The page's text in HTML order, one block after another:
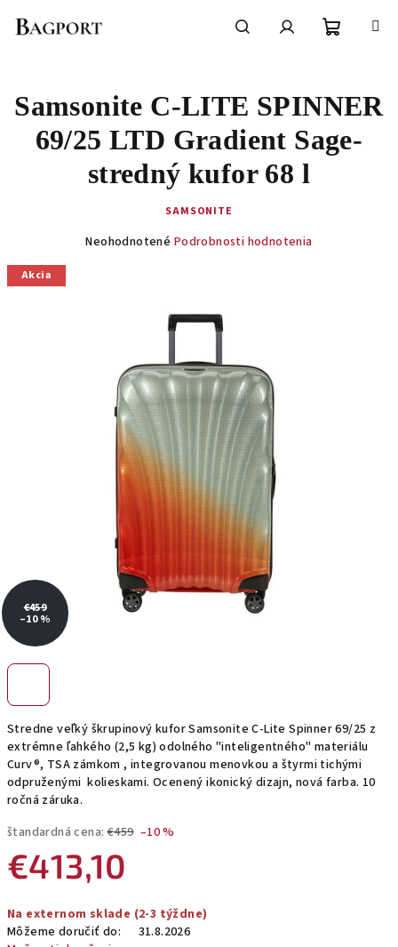
košík
Stredne veľký škrupinový kufor Samsonite C-Lite Spinner 69/25 z
extrémne ľahkého (2,5 kg) odolného "inteligentného" materiálu
Curv®, TSA zámkom , integrovanou menovkou a štyrmi tichými
odpruženými kolieskami. Ocenený ikonický dizajn, nová farba. 10
ročná záruka.
štandardná cena: €459 –10 %
€413,10
cena:
Na externom sklade (2-3 týždne)
Môžeme doručiť do:
31.8.2026
Samsonite C-LITE SPINNER
69/25 LTD Gradient Sage-
stredný kufor 68 l
SAMSONITE
produktu
Neohodnotené Podrobnosti hodnotenia
Akcia
€459
–10 %